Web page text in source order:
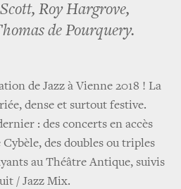
Roy Hargrove,
de Pourquery.
de Jazz à Vienne 2018 ! La
dense et surtout festive.
: des concerts en accès
des doubles ou triples
au Théâtre Antique, suivis
/ Jazz Mix.